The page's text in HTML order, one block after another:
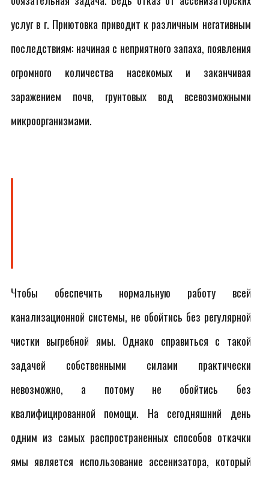
услуг в г. Приютовка приводит к различным негативным
последствиям: начиная с неприятного запаха, появления
огромного количества насекомых и заканчивая
заражением почв, грунтовых вод всевозможными
микроорганизмами.
Чтобы обеспечить нормальную работу всей
канализационной системы, не обойтись без регулярной
чистки выгребной ямы. Однако справиться с такой
задачей собственными силами практически
невозможно, а потому не обойтись без
квалифицированной помощи. На сегодняшний день
одним из самых распространенных способов откачки
ямы является использование ассенизатора, который